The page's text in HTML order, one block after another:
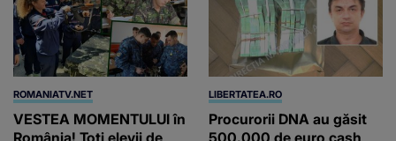
ROMANIATV.NET
VESTEA MOMENTULUI în
LIBERTATEA.RO
Procurorii DNA au găsit